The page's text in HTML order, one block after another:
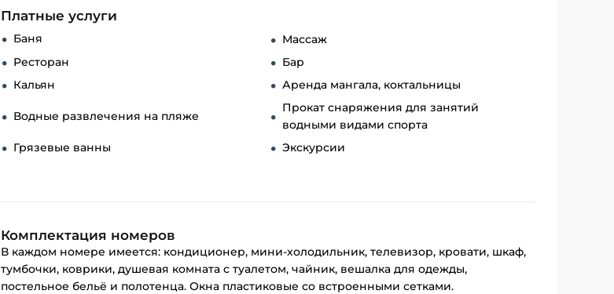
Платные услуги
Баня
Массаж
Ресторан
Бар
Кальян
Аренда мангала, коктальницы
Водные развлечения на пляже
Прокат снаряжения для занятий
водными видами спорта
Грязевые ванны
Экскурсии
Комплектация номеров
В каждом номере имеется: кондиционер, мини-холодильник, телевизор, кровати, шкаф,
тумбочки, коврики, душевая комната с туалетом, чайник, вешалка для одежды,
постельное бельё и полотенца. Окна пластиковые со встроенными сетками.